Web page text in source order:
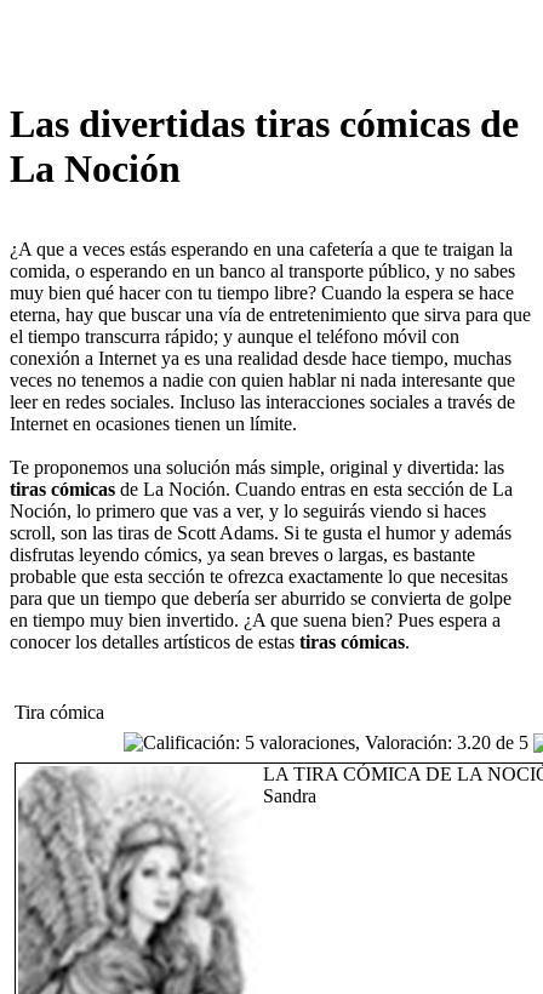
Las divertidas tiras cómicas de
La Noción
¿A que a veces estás esperando en una cafetería a que te traigan la
comida, o esperando en un banco al transporte público, y no sabes
muy bien qué hacer con tu tiempo libre? Cuando la espera se hace
eterna, hay que buscar una vía de entretenimiento que sirva para que
el tiempo transcurra rápido; y aunque el teléfono móvil con
conexión a Internet ya es una realidad desde hace tiempo, muchas
veces no tenemos a nadie con quien hablar ni nada interesante que
leer en redes sociales. Incluso las interacciones sociales a través de
Internet en ocasiones tienen un límite.
Te proponemos una solución más simple, original y divertida: las
tiras cómicas de La Noción. Cuando entras en esta sección de La
Noción, lo primero que vas a ver, y lo seguirás viendo si haces
scroll, son las tiras de Scott Adams. Si te gusta el humor y además
disfrutas leyendo cómics, ya sean breves o largas, es bastante
probable que esta sección te ofrezca exactamente lo que necesitas
para que un tiempo que debería ser aburrido se convierta de golpe
en tiempo muy bien invertido. ¿A que suena bien? Pues espera a
conocer los detalles artísticos de estas tiras cómicas.
Tira cómica
LA TIRA CÓMICA DE LA
Sandra